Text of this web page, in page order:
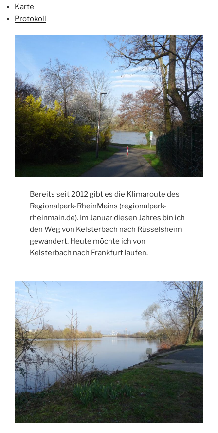
Karte
Protokoll
Bereits seit 2012 gibt es die Klimaroute des
Regionalpark-RheinMains (regionalpark-
rheinmain.de). Im Januar diesen Jahres bin ich
den Weg von Kelsterbach nach Rüsselsheim
gewandert. Heute möchte ich von
Kelsterbach nach Frankfurt laufen.